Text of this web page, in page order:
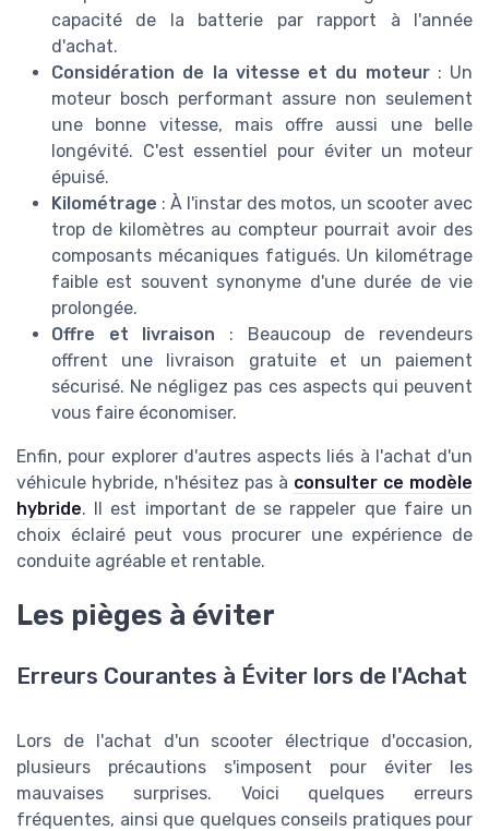
capacité de la batterie par rapport à l'année
d'achat.
Considération de la vitesse et du moteur: Un
moteur bosch performant assure non seulement
une bonne vitesse, mais offre aussi une belle
longévité. C'est essentiel pour éviter un moteur
épuisé.
Kilométrage : À l'instar des motos, un scooter avec
trop de kilomètres au compteur pourrait avoir des
composants mécaniques fatigués. Un kilométrage
faible est souvent synonyme d'une durée de vie
prolongée.
Offre et livraison : Beaucoup de revendeurs
offrent une livraison gratuite et un paiement
sécurisé. Ne négligez pas ces aspects qui peuvent
vous faire économiser.
Enfin, pour explorer d'autres aspects liés à l'achat d'un
véhicule hybride, n'hésitez pas à consulter ce modèle
hybride. Il est important de se rappeler que faire un
choix éclairé peut vous procurer une expérience de
conduite agréable et rentable.
Les pièges à éviter
Erreurs Courantes à Éviter lors de l'Achat
Lors de l'achat d'un scooter électrique d'occasion,
plusieurs précautions s'imposent pour éviter les
mauvaises surprises. Voici quelques erreurs
fréquentes, ainsi que quelques conseils pratiques pour